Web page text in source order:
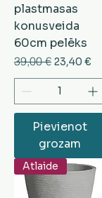
plastmasas
konusveida
60cm pelēks
Parastā cena
39,00 € 23,40 €
Pievienot
grozam
Atlaide